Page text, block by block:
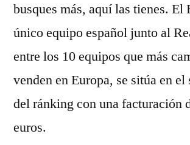
busques más, aquí las tienes. El
único equipo español junto al
entre los 10 equipos que más
venden en Europa, se sitúa en el
del ránking con una facturación
euros.